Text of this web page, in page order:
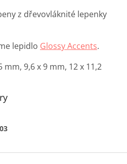
z dřevovláknité lepenky
lepidlo Glossy Accents.
mm, 9,6 x 9 mm, 12 x 11,2